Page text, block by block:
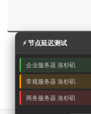
⚡ 节点延迟测试
企业服务器 洛杉矶
常规服务器 洛杉矶
商务服务器 洛杉矶